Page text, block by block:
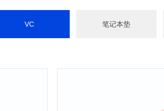
VC 笔记本垫